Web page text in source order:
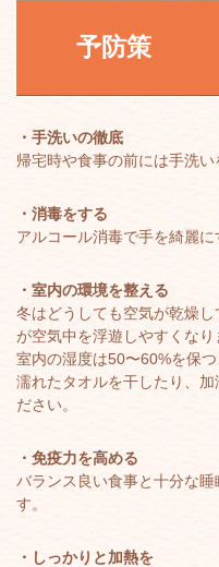
予防策
・手洗いの徹底
帰宅時や食事の前には手洗い
・消毒をする
アルコール消毒で手を綺麗に
・室内の環境を整える
冬はどうしても空気が乾燥
が空気中を浮遊しやすくなり
室内の湿度は50〜60%を保つ
濡れたタオルを干したり、
ださい。
・免疫力を高める
バランス良い食事と十分な
す。
・しっかりと加熱を